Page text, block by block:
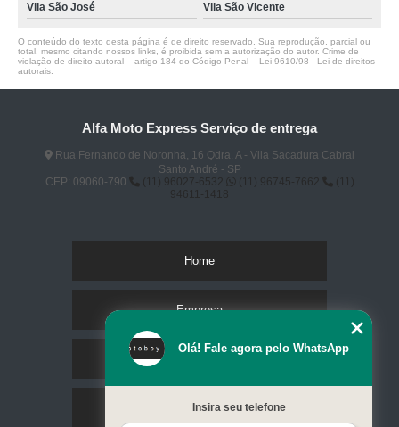
Vila São José Vila São Vicente
O conteúdo do texto desta página é de direito reservado. Sua reprodução, parcial ou
total, mesmo citando nossos links, é proibida sem a autorização do autor. Crime de
violação de direito autoral – artigo 184 do Código Penal – Lei 9610/98 - Lei de direitos
autorais
Alfa Moto Express Serviço de entrega
Rua Fernando de Noronha, 16 Qdra. A - Vila Sacadura Cabral
Santo André - SP
CEP: 09060-790
(11) 96027-6532 (11) 96745-7662
(11)
94611-1418
Home
Empresa
Serviços
Olá! Fale agora pelo WhatsApp
Insira seu telefone